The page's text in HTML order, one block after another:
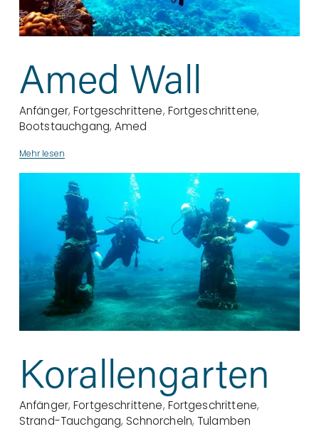
Anfänger,Fortgeschrittene, Fortgeschrittene,
Bootstauchgang,Amed
Amed Wall
Mehr lesen
Anfänger,Fortgeschrittene, Fortgeschrittene,
Strand-Tauchgang, Schnorcheln, Tulamben
Korallengarten